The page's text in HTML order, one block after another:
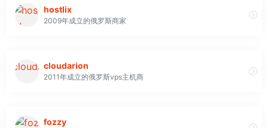
hostlix
2009年成立的俄罗斯商家
cloudarion
2011年成立的俄罗斯vps主机商
fozzy